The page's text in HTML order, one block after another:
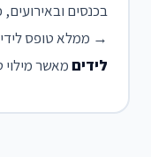
→ ממלא טופס
לידיםמאשר מילוי